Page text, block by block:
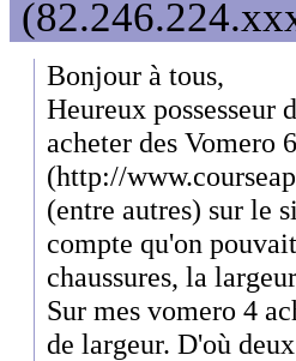
Bonjour à tous,
Heureux possesseur
acheter des Vomero
(http://
(entre autres) sur le
compte qu'on
chaussures, la
Sur mes vomero 4
de largeur. D'où